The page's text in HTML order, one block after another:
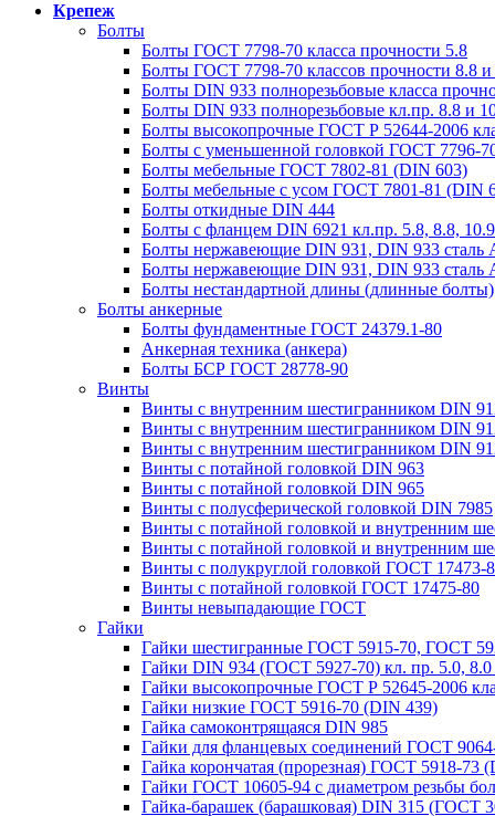
Крепеж
Болты
Болты ГОСТ 7798-70 класса прочности 5.8
Болты ГОСТ 7798-70 классов прочности 8.8 и
Болты DIN 933 полнорезьбовые класса
Болты DIN 933 полнорезьбовые кл.пр. 8.8 и
Болты высокопрочные ГОСТ Р 52644-2006
Болты с уменьшенной головкой ГОСТ 7796-
Болты мебельные ГОСТ 7802-81 (DIN 603)
Болты мебельные с усом ГОСТ 7801-81 (DIN
Болты откидные DIN 444
Болты с фланцем DIN 6921 кл.пр. 5.8, 8.8, 10.9
Болты нержавеющие DIN 931, DIN 933 сталь
Болты нержавеющие DIN 931, DIN 933 сталь
Болты нестандартной длины (длинные болты)
Болты анкерные
Болты фундаментные ГОСТ 24379.1-80
Анкерная техника (анкера)
Болты БСР ГОСТ 28778-90
Винты
Винты с внутренним шестигранником DIN
Винты с внутренним шестигранником DIN
Винты с внутренним шестигранником DIN
Винты с потайной головкой DIN 963
Винты с потайной головкой DIN 965
Винты с полусферической головкой DIN 7985
Винты с потайной головкой и внутренним
Винты с потайной головкой и внутренним
Винты c полукруглой головкой ГОСТ 17473-
Винты c потайной головкой ГОСТ 17475-80
Винты невыпадающие ГОСТ
Гайки
Гайки шестигранные ГОСТ 5915-70, ГОСТ
Гайки DIN 934 (ГОСТ 5927-70) кл. пр. 5.0, 8.0
Гайки высокопрочные ГОСТ Р 52645-2006
Гайки низкие ГОСТ 5916-70 (DIN 439)
Гайка самоконтрящаяся DIN 985
Гайки для фланцевых соединений ГОСТ
Гайка корончатая (прорезная) ГОСТ 5918-73
Гайки ГОСТ 10605-94 с диаметром резьбы
Гайка-барашек (барашковая) DIN 315 (ГОСТ